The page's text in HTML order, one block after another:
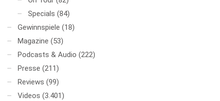
Specials (84)
Gewinnspiele (18)
Magazine (53)
Podcasts & Audio (222)
Presse (211)
Reviews (99)
Videos (3.401)